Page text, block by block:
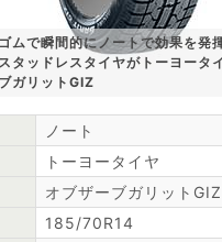
ムで瞬間的にノートで効果を発
タッドレスタイヤがトーヨータ
ガリットGIZ
ノート
トーヨータイヤ
オブザーブガリットGIZ
185/70R14